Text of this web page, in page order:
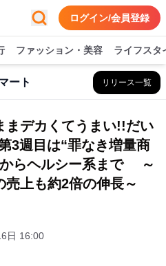
ログイン/会員登録
ファッション・美容 ライフスタ
ート リリース一覧
まデカくてうまい!!だい
3週目は“罪なき増量商
からヘルシー系まで ～
上も約2倍の伸長～
日 16:00